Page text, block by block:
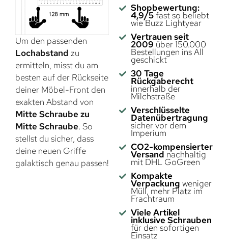
Um den passenden
Lochabstand zu
ermitteln, misst du am
besten auf der Rückseite
deiner Möbel-Front den
exakten Abstand von
Mitte Schraube zu
Mitte Schraube. So
stellst du sicher, dass
deine neuen Griffe
galaktisch genau passen!
Shopbewertung:
4,9/5fast so beliebt
wie Buzz Lightyear
Vertrauen seit
2009 über 150.000
Bestellungen ins All
geschickt
30 Tage
Rückgaberecht
innerhalb der
Milchstraße
Verschlüsselte
Datenübertragung
sicher vor dem
Imperium
CO2-kompensierter
Versand nachhaltig
mit DHL GoGreen
Kompakte
Verpackung weniger
Müll, mehr Platz im
Frachtraum
Viele Artikel
inklusive Schrauben
für den sofortigen
Einsatz